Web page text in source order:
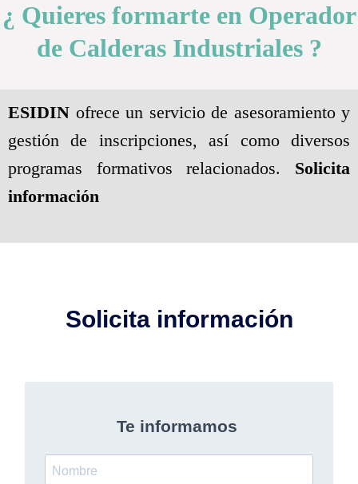
¿ Quieres formarte en Operador
de Calderas Industriales ?
ESIDIN ofrece un servicio de asesoramiento y
gestión de inscripciones, así como diversos
programas formativos relacionados. Solicita
información
Solicita información